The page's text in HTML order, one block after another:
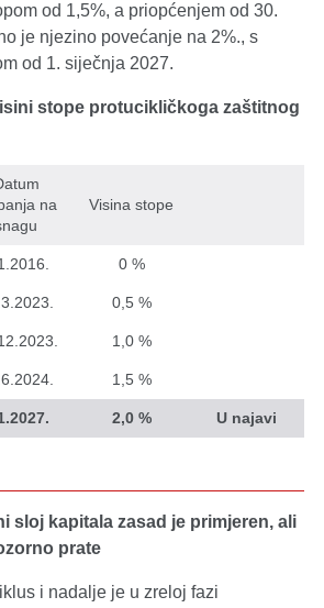
od 1,5%, a priopćenjem od 30.
je njezino povećanje na 2%., s
od 1. siječnja 2027.
stope protucikličkoga zaštitnog
na
Visina stope
0 %
0,5 %
1,0 %
1,5 %
2,0 % U najavi
sloj kapitala zasad je primjeren, ali
prate
i nadalje je u zreloj fazi